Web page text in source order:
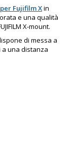
Fujifilm Xin
e una qualità
X-mount.
di messa a
una distanza